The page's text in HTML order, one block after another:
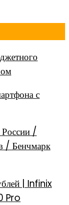
с
/
/ Бенчмарк
| Infinix
Pro